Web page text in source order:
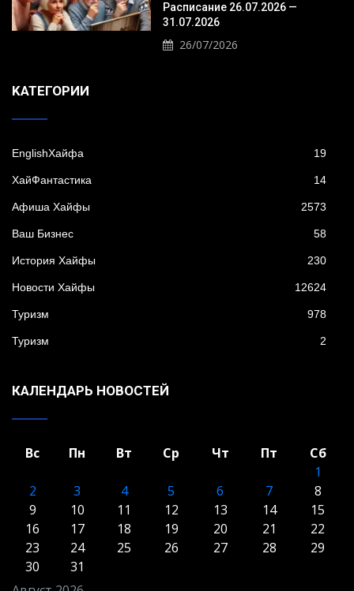
Расписание 26.07.2026 —
31.07.2026
26/07/2026
KАТЕГОРИИ
EnglishХайфа 19
XайФантастика 14
Афиша Хайфы 2573
Ваш Бизнес 58
История Хайфы 230
Новости Хайфы 12624
Туризм 978
Туризм 2
КАЛЕНДАРЬ НОВОСТЕЙ
Вс Пн Вт Ср Чт Пт
Сб
1
2
3 4 5 6 7
8
9
10 11 12 13 14
15
16
17 18 19 20 21
22
23
24 25 26 27 28
29
30
31